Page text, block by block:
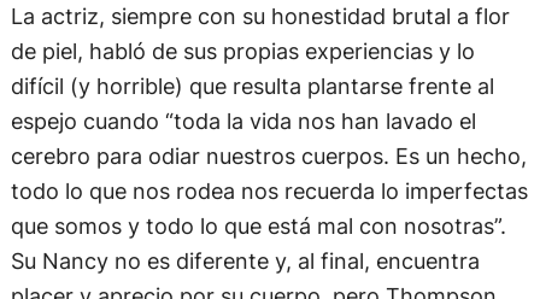
La actriz, siempre con su honestidad brutal a flor
de piel, habló de sus propias experiencias y lo
difícil (y horrible) que resulta plantarse frente al
espejo cuando “toda la vida nos han lavado el
cerebro para odiar nuestros cuerpos. Es un hecho,
todo lo que nos rodea nos recuerda lo imperfectas
que somos y todo lo que está mal con nosotras”.
Su Nancy no es diferente y, al final, encuentra